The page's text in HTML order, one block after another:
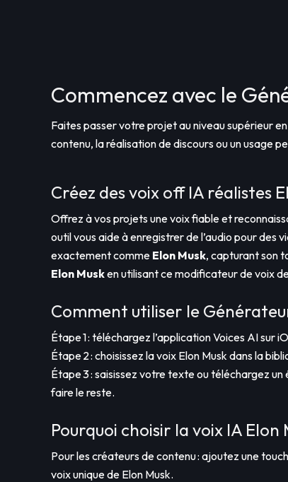
Commencez avec le
Faites passer votre projet au niveau supérieur
contenu, la réalisation de discours ou un usage
Créez des voix off IA réalistes
Offrez à vos projets une voix fiable et
outil vous aide à enregistrer de l’audio pour des
exactement comme Elon Musk, capturant son
Elon Musken utilisant ce modificateur de voix
Comment utiliser le
Étape 1 : téléchargez l’application Voices AI sur
Étape 2 : choisissez la voix Elon Musk dans la
Étape 3 : saisissez votre texte ou téléchargez
faire le reste.
Pourquoi choisir la voix IA Elon
Pour les créateurs de contenu : ajoutez une
voix unique de Elon Musk.